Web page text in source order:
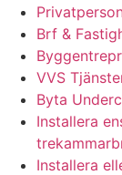
Brf &
VVS
Byta
Installera
Installera